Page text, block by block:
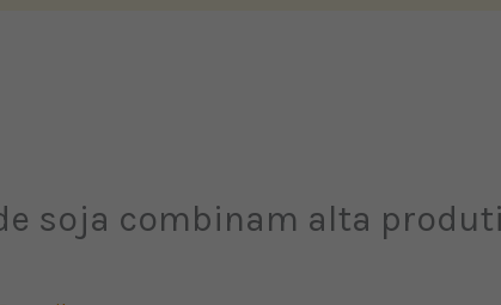
soja combinam alta